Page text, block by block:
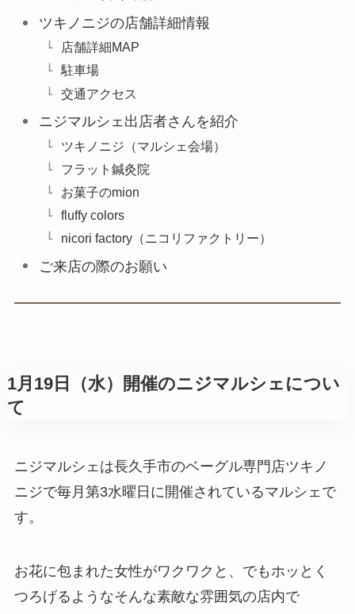
ツキノニジの店舗詳細情報
店舗詳細MAP
駐車場
交通アクセス
ニジマルシェ出店者さんを紹介
ツキノニジ（マルシェ会場）
フラット鍼灸院
お菓子のmion
fluffy colors
nicori factory（ニコリファクトリー）
ご来店の際のお願い
1月19日（水）開催のニジマルシェについ
て
ニジマルシェは長久手市のベーグル専門店ツキノ
ニジで毎月第3水曜日に開催されているマルシェで
す。
お花に包まれた女性がワクワクと、でもホッとく
つろげるようなそんな素敵な雰囲気の店内で